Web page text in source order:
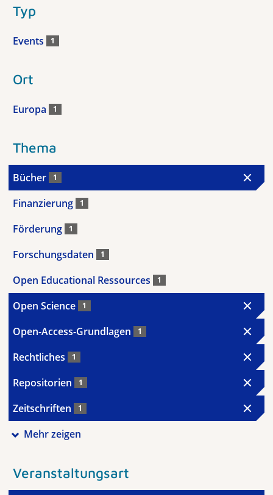
Typ
Events 1
Ort
Europa 1
Thema
Bücher 1
Finanzierung 1
Förderung 1
Forschungsdaten 1
Open Educational Ressources 1
Open Science 1
Open-Access-Grundlagen 1
Rechtliches 1
Repositorien 1
Zeitschriften 1
Mehr zeigen
Veranstaltungsart